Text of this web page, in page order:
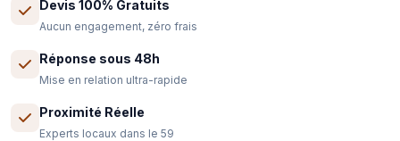
Devis 100% Gratuits
Aucun engagement, zéro frais
Réponse sous 48h
Mise en relation ultra-rapide
Proximité Réelle
Experts locaux dans le 59